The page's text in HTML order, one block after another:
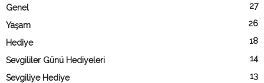
Genel 27
Yaşam 26
Hediye 18
Sevgililer Günü Hediyeleri 14
Sevgiliye Hediye 13